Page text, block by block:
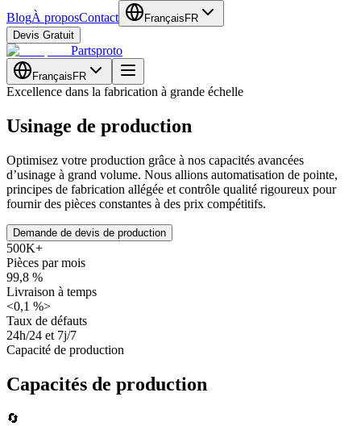
BlogÀ proposContact Français FR
Devis Gratuit
Partsproto
Français FR
Excellence dans la fabrication à grande échelle
Usinage de production
Optimisez votre production grâce à nos capacités avancées
d’usinage à grand volume. Nous allions automatisation de pointe,
principes de fabrication allégée et contrôle qualité rigoureux pour
fournir des pièces constantes à des prix compétitifs.
Demande de devis de production
500K+
Pièces par mois
99,8 %
Livraison à temps
<0,1 %>
Taux de défauts
24h/24 et 7j/7
Capacité de production
Capacités de production
🔄